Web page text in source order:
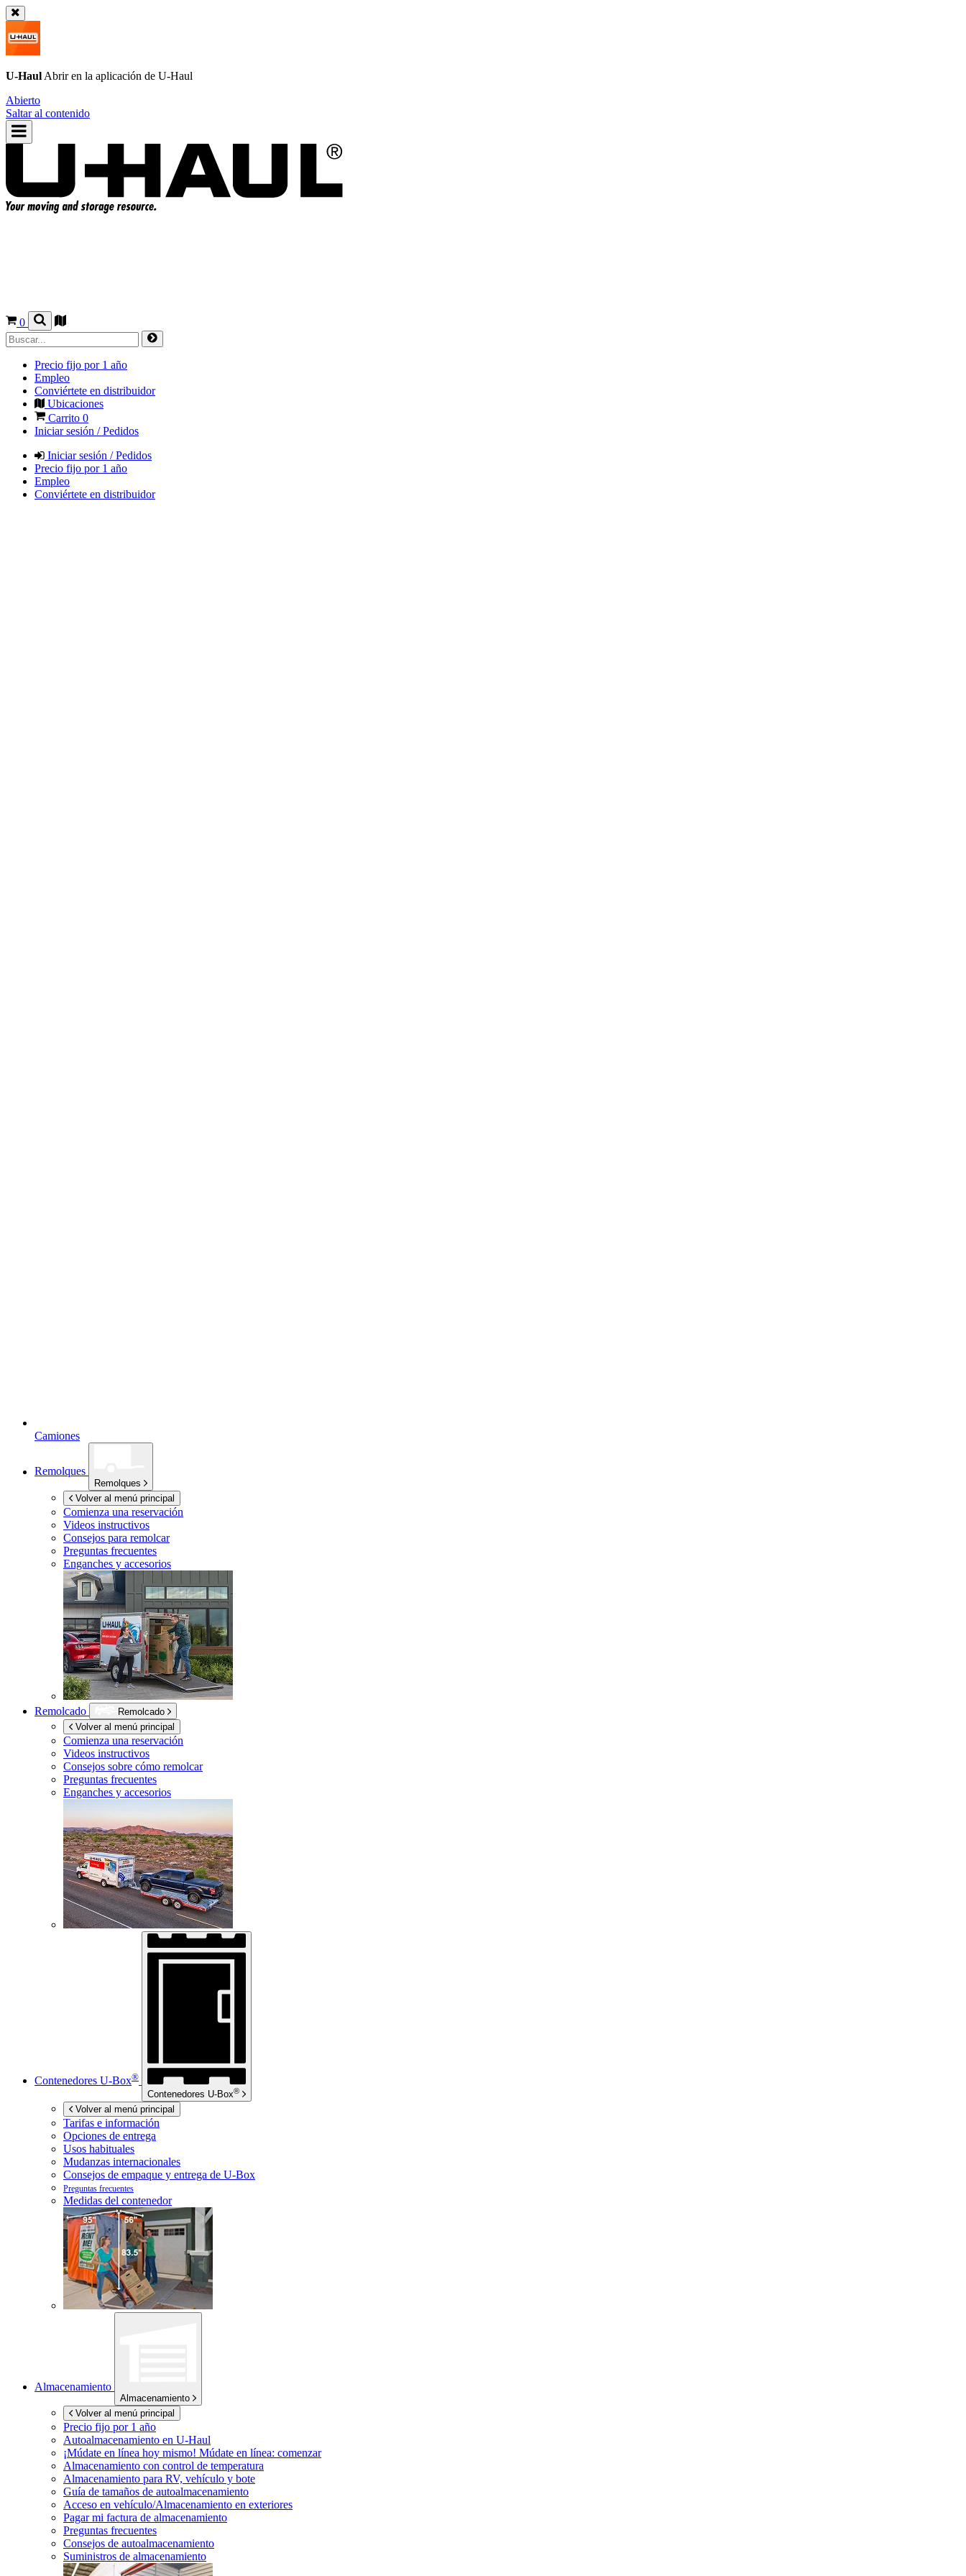
U-Haul Abrir en la aplicación de U-Haul
Abierto
Saltar al contenido
0
Precio fijo por 1 año
Empleo
Conviértete en distribuidor
Ubicaciones
Carrito 0
Iniciar sesión / Pedidos
Iniciar sesión / Pedidos
Precio fijo por 1 año
Empleo
Conviértete en distribuidor
Camiones
Remolques
Remolques
Volver al menú principal
Comienza una reservación
Videos instructivos
Consejos para remolcar
Preguntas frecuentes
Enganches y accesorios
Remolcado
Remolcado
Volver al menú principal
Comienza una reservación
Videos instructivos
Consejos sobre cómo remolcar
Preguntas frecuentes
Enganches y accesorios
Contenedores U-Box®
Contenedores U-Box®
Volver al menú principal
Tarifas e información
Opciones de entrega
Usos habituales
Mudanzas internacionales
Consejos de empaque y entrega de U-Box
Preguntas frecuentes
Medidas del contenedor
Almacenamiento
Almacenamiento
Volver al menú principal
Precio fijo por 1 año
Autoalmacenamiento en U-Haul
¡Múdate en línea hoy mismo! Múdate en línea: comenzar
Almacenamiento con control de temperatura
Almacenamiento para RV, vehículo y bote
Guía de tamaños de autoalmacenamiento
Acceso en vehículo/Almacenamiento en exteriores
Pagar mi factura de almacenamiento
Preguntas frecuentes
Consejos de autoalmacenamiento
Suministros de almacenamiento